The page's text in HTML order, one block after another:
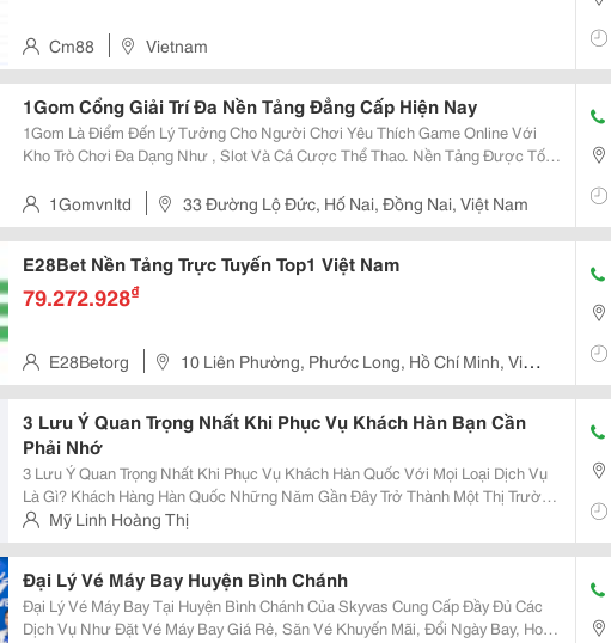
Cm88 Vietnam
1Gom Cổng Giải Trí Đa Nền Tảng Đẳng Cấp Hiện Nay
1Gom Là Điểm Đến Lý Tưởng Cho Người Chơi Yêu Thích Game Online Với
Kho Trò Chơi Đa Dạng Như , Slot Và Cá Cược Thể Thao. Nền Tảng Được Tối
1Gom Không Ngừng Nâng Cấp Dịch Vụ Nhằm...
1Gomvnltd 33 Đường Lộ Đức, Hố Nai, Đồng Nai, Việt Nam
E28Bet Nền Tảng Trực Tuyến Top1 Việt Nam
79.272.928₫
E28Betorg
10 Liên Phường, Phước Long, Hồ Chí Minh, Việt
Nam
3 Lưu Ý Quan Trọng Nhất Khi Phục Vụ Khách Hàn Bạn Cần
Phải Nhớ
3 Lưu Ý Quan Trọng Nhất Khi Phục Vụ Khách Hàn Quốc Với Mọi Loại Dịch Vụ
Là Gì? Khách Hàng Hàn Quốc Những Năm Gần Đây Trở Thành Một Thị Trường
Rất Sôi Động Từ Lượng Khách Sang Việt Nam Du Lịch Đến Sử Dụng Các Loại
Hình Dịch Vụ Như Spa, Nhà Hàng,...
Mỹ Linh Hoàng Thị
Đại Lý Vé Máy Bay Huyện Bình Chánh
Đại Lý Vé Máy Bay Tại Huyện Bình Chánh Của Skyvas Cung Cấp Đầy Đủ Các
Dịch Vụ Như Đặt Vé Máy Bay Giá Rẻ, Săn Vé Khuyến Mãi, Đổi Ngày Bay, Hoàn